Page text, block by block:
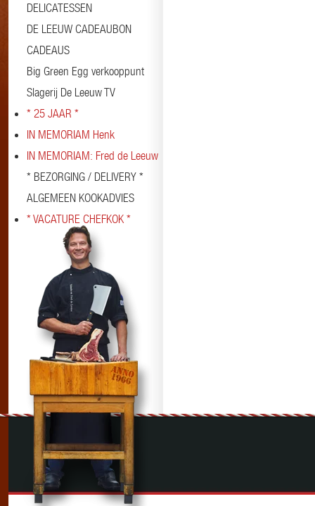
DELICATESSEN
DE LEEUW CADEAUBON
CADEAUS
Big Green Egg verkooppunt
Slagerij De Leeuw TV
* 25 JAAR *
IN MEMORIAM Henk
IN MEMORIAM: Fred de Leeuw
* BEZORGING / DELIVERY *
ALGEMEEN KOOKADVIES
* VACATURE CHEFKOK *